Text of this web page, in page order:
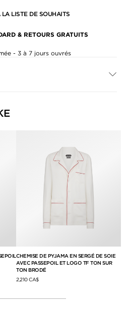
LISTE DE SOUHAITS
& RETOURS GRATUITS
- 3 à 7 jours ouvrés
CHEMISE DE PYJAMA EN SERGÉ DE SOIE
AVEC PASSEPOIL ET LOGO TF TON SUR
TON BRODÉ
2,210 CA$